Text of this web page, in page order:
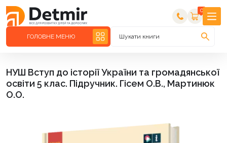
0
ГОЛОВНЕ МЕНЮ Шукати книги
НУШ Вступ до історії України та громадянської
освіти 5 клас. Підручник. Гісем О.В., Мартинюк
О.О.